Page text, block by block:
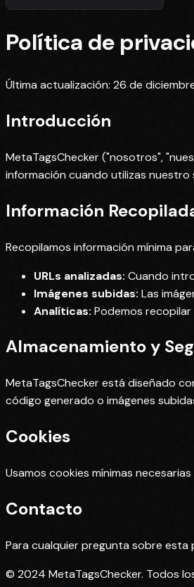
Política de
Última actualización: 26 de
Introducción
MetaTagsChecker ("nosotros",
información cuando utilizas
Información
Recopilamos información mínima
URLs analizadas: Cuando
Imágenes subidas: Las
Analíticas: Podemos
Almacenamiento y
MetaTagsChecker está diseñado
código generado o imágenes
Cookies
Usamos cookies mínimas
Contacto
Para cualquier pregunta sobre
© 2024 MetaTagsChecker. Todos